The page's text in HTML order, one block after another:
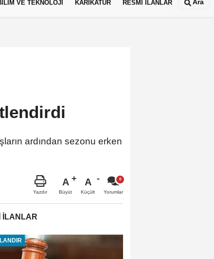
VE TEKNOLOJİ KARİKATÜR RESMİ İLANLAR Ara
ardından sezonu erken
Yazdır
A
Büyüt
A
Küçült Yorumlar
İLANLAR